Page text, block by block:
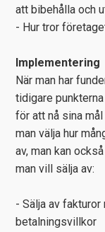
att bibehålla och
- Hur tror
Implementering
När man har
tidigare
för att nå sina
man välja hur
av, man kan
man vill sälja av:
- Sälja av
betalningsvillkor